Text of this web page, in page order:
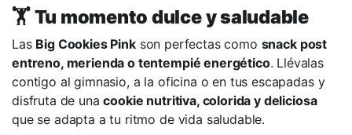
🏋️Tu momento dulce y saludable
Las Big Cookies Pinkson perfectas como snack post
entreno, merienda o tentempié energético. Llévalas
contigo al gimnasio, a la oficina o en tus escapadas y
disfruta de unacookie nutritiva, colorida y deliciosa
que se adapta a tu ritmo de vida saludable.